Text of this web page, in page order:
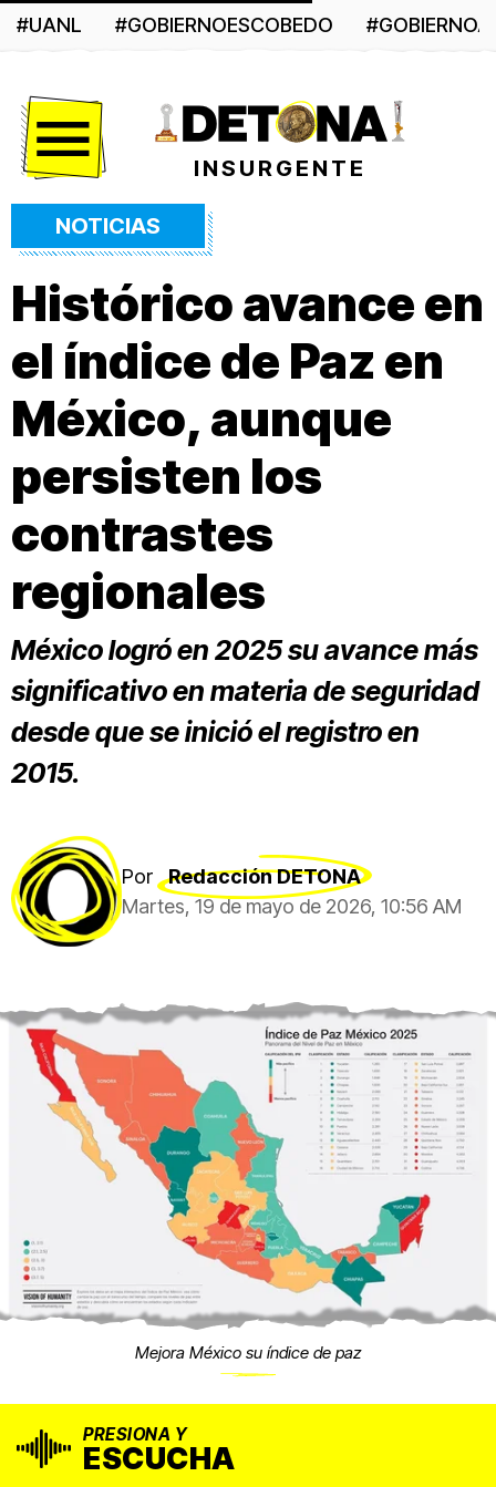
#UANL #GOBIERNOESCOBEDO
INSURGENTE
NOTICIAS
Histórico avance en
el índice de Paz en
México, aunque
persisten los
contrastes
regionales
México logró en 2025 su avance más
significativo en materia de seguridad
desde que se inició el registro en
2015.
Por
Redacción DETONA
Martes, 19 de mayo de 2026, 10:56 AM
Mejora México su índice de paz
PRESIONA Y
ESCUCHA